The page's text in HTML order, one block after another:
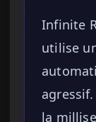
Infinite
utilise
la